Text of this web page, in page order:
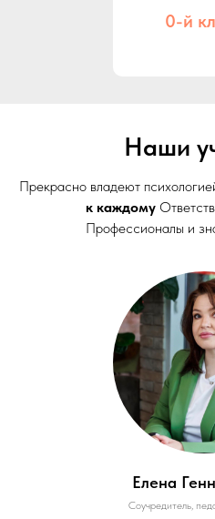
0-й
Наши
Прекрасно владеют
к каждому
Профессионалы и
Елена
Cоучредитель,